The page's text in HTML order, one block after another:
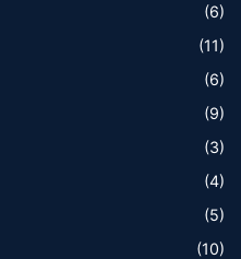
(6)
(11)
(6)
(9)
(3)
(4)
(5)
(10)